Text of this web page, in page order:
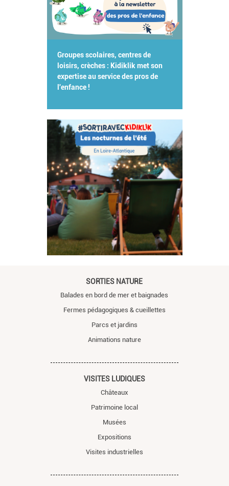
Groupes scolaires, centres de
loisirs, crèches : Kidiklik met son
expertise au service des pros de
l'enfance !
SORTIES NATURE
Balades en bord de mer et baignades
Fermes pédagogiques & cueillettes
Parcs et jardins
Animations nature
VISITES LUDIQUES
Châteaux
Patrimoine local
Musées
Expositions
Visites industrielles